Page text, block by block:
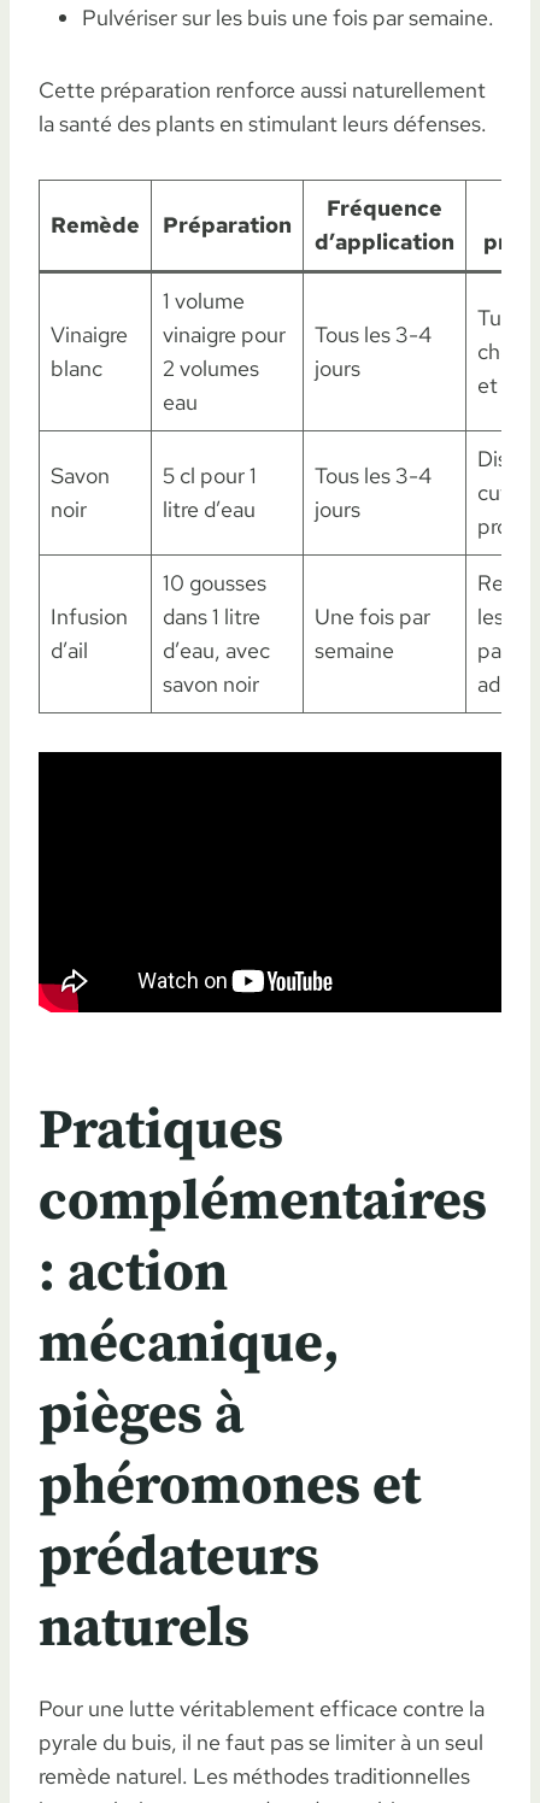
Pulvériser sur les buis une fois par semaine.
Cette préparation renforce aussi naturellement
la santé des plants en stimulant leurs défenses.
Remède Préparation
Fréquence
d’application
Vinaigre
blanc
1 volume
vinaigre pour
2 volumes
eau
Tous les 3-4
jours
Tue
et
Savon
noir
5 cl pour 1
litre d’eau
Tous les 3-4
jours
Infusion
d’ail
10 gousses
dans 1 litre
d’eau, avec
savon noir
Une fois par
semaine
les
Pratiques
complémentaires
: action
mécanique,
pièges à
phéromones et
prédateurs
naturels
Pour une lutte véritablement efficace contre la
pyrale du buis, il ne faut pas se limiter à un seul
remède naturel. Les méthodes traditionnelles